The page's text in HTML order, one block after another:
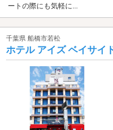
ートの際にも気軽に...
千葉県 船橋市若松
ホテル アイズ ベイサイ